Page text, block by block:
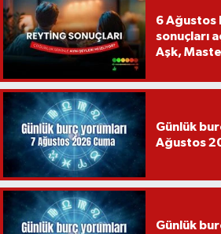
6 Ağustos
sonuçları
Aşk,
Günlük
Ağustos
Günlük